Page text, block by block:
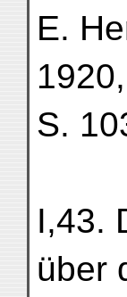
E.
1920,
S.
I,43.
über